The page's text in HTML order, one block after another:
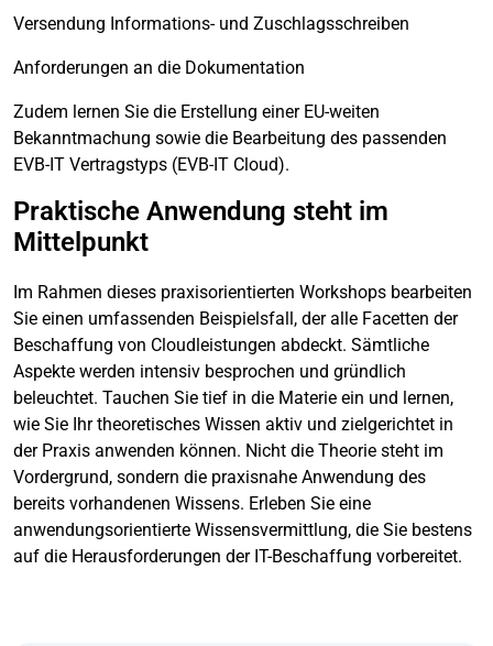
Versendung Informations- und Zuschlagsschreiben
Anforderungen an die Dokumentation
Zudem lernen Sie die Erstellung einer EU-weiten
Bekanntmachung sowie die Bearbeitung des passenden
EVB-IT Vertragstyps (EVB-IT Cloud).
Praktische Anwendung steht im
Mittelpunkt
Im Rahmen dieses praxisorientierten Workshops bearbeiten
Sie einen umfassenden Beispielsfall, der alle Facetten der
Beschaffung von Cloudleistungen abdeckt. Sämtliche
Aspekte werden intensiv besprochen und gründlich
beleuchtet. Tauchen Sie tief in die Materie ein und lernen,
wie Sie Ihr theoretisches Wissen aktiv und zielgerichtet in
der Praxis anwenden können. Nicht die Theorie steht im
Vordergrund, sondern die praxisnahe Anwendung des
bereits vorhandenen Wissens. Erleben Sie eine
anwendungsorientierte Wissensvermittlung, die Sie bestens
auf die Herausforderungen der IT-Beschaffung vorbereitet.